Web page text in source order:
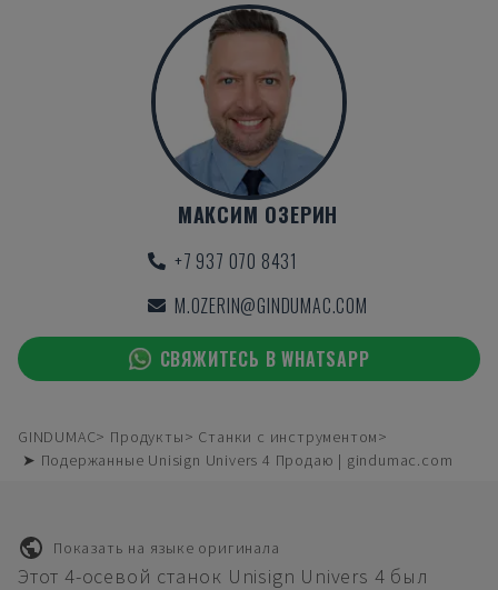
МАКСИМ ОЗЕРИН
+7 937 070 8431
M.OZERIN@GINDUMAC.COM
СВЯЖИТЕСЬ В WHATSAPP
GINDUMAC Продукты
Станки с инструментом
➤ Подержанные Unisign Univers 4 Продаю | gindumac.com
Показать на языке оригинала
Этот 4-осевой станок Unisign Univers 4 был